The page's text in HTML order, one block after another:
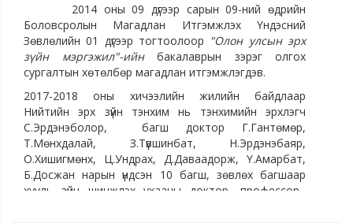
2014 оны 09 дүгээр сарын 09-ний өдрийн
Боловсролын Магадлан Итгэмжлэх Үндэсний
Зөвлөлийн 01 дүгээр тогтоолоор "Олон улсынэрх
зүйн мэргэжил"-ийнбакалаврын зэрэг олгох
сургалтын хөтөлбөр магадлан итгэмжлэгдэв.
2017-2018 оны хичээлийн жилийн байдлаар
Нийтийн эрх зүйн тэнхим нь тэнхимийн эрхлэгч
С.Эрдэнэболор, багш доктор Г.Гантөмөр,
Т.Мөнхдалай, З.Түвшинбат, Н.Эрдэнэбаяр,
О.Хишигмөнх, Ц.Ундрах, Д.Даваадорж, Ү.Амарбат,
Б.Досжан нарын үндсэн 10 багш, зөвлөх багшаар
хууль зүйн шинжлэх ухааны доктор, профессор,